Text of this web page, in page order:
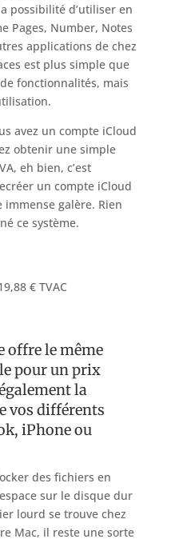
possibilité d’utiliser en
Pages, Number, Notes
applications de chez
est plus simple que
fonctionnalités, mais
avez un compte iCloud
obtenir une simple
eh bien, c’est
un compte iCloud
immense galère. Rien
ce système.
€ TVAC
offre le même
pour un prix
la
vos différents
iPhone ou
des fichiers en
sur le disque dur
lourd se trouve chez
Mac, il reste une sorte